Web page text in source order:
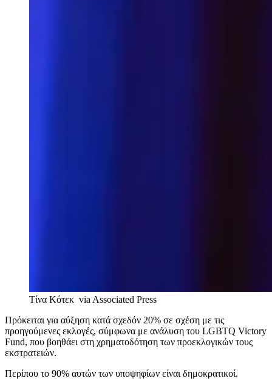
Τίνα Κότεκ via Associated Press
Πρόκειται για αύξηση κατά σχεδόν 20% σε σχέση με τις
προηγούμενες εκλογές, σύμφωνα με ανάλυση του LGBTQ Victory
Fund, που βοηθάει στη χρηματοδότηση των προεκλογικών τους
εκστρατειών.
Περίπου το 90% αυτών των υποψηφίων είναι δημοκρατικοί.